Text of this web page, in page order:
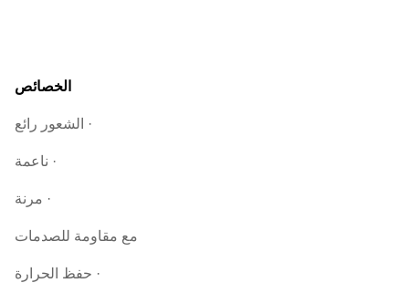
الخصائص
· الشعور رائع
· ناعمة
· مرنة
مع مقاومة للصدمات
· حفظ الحرارة